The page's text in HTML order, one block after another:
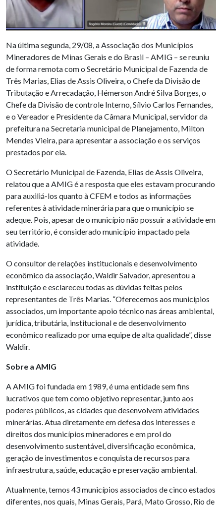
Na última segunda, 29/08, a Associação dos Municípios
Mineradores de Minas Gerais e do Brasil – AMIG – se reuniu
de forma remota com o Secretário Municipal de Fazenda de
Três Marias, Elias de Assis Oliveira, o Chefe da Divisão de
Tributação e Arrecadação, Hémerson André Silva Borges, o
Chefe da Divisão de controle Interno, Sílvio Carlos Fernandes,
e o Vereador e Presidente da Câmara Municipal, servidor da
prefeitura na Secretaria municipal de Planejamento, Milton
Mendes Vieira, para apresentar a associação e os serviços
prestados por ela.
O Secretário Municipal de Fazenda, Elias de Assis Oliveira,
relatou que a AMIG é a resposta que eles estavam procurando
para auxiliá-los quanto à CFEM e todos as informações
referentes à atividade minerária para que o município se
adeque. Pois, apesar de o município não possuir a atividade em
seu território, é considerado município impactado pela
atividade.
O consultor de relações institucionais e desenvolvimento
econômico da associação, Waldir Salvador, apresentou a
instituição e esclareceu todas as dúvidas feitas pelos
representantes de Três Marias. “Oferecemos aos municípios
associados, um importante apoio técnico nas áreas ambiental,
jurídica, tributária, institucional e de desenvolvimento
econômico realizado por uma equipe de alta qualidade”, disse
Waldir.
Sobre a AMIG
A AMIG foi fundada em 1989, é uma entidade sem fins
lucrativos que tem como objetivo representar, junto aos
poderes públicos, as cidades que desenvolvem atividades
minerárias. Atua diretamente em defesa dos interesses e
direitos dos municípios mineradores e em prol do
desenvolvimento sustentável, diversificação econômica,
geração de investimentos e conquista de recursos para
infraestrutura, saúde, educação e preservação ambiental.
Atualmente, temos 43 municípios associados de cinco estados
diferentes, nos quais, Minas Gerais, Pará, Mato Grosso, Rio de